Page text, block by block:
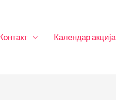
Календар акција